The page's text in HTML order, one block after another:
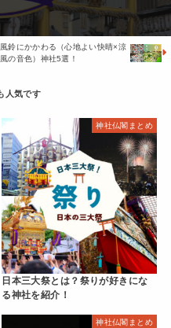
風鈴にかかわる（心地よい快晴×涼
風の音色）神社5選！
神社仏閣まとめ
日本三大祭とは？祭りが好きにな
る神社を紹介！
神社仏閣まとめ